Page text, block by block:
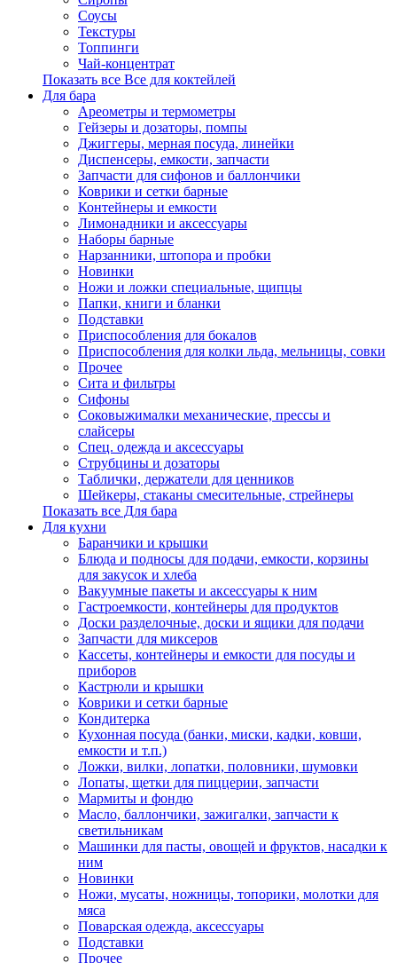
Соусы
Текстуры
Топпинги
Чай-концентрат
Показать все Все для коктейлей
Для бара
Ареометры и термометры
Гейзеры и дозаторы, помпы
Джиггеры, мерная посуда, линейки
Диспенсеры, емкости, запчасти
Запчасти для сифонов и баллончики
Коврики и сетки барные
Контейнеры и емкости
Лимонадники и аксессуары
Наборы барные
Нарзанники, штопора и пробки
Новинки
Ножи и ложки специальные, щипцы
Папки, книги и бланки
Подставки
Приспособления для бокалов
Приспособления для колки льда, мельницы, совки
Прочее
Сита и фильтры
Сифоны
Соковыжималки механические, прессы и
слайсеры
Спец. одежда и аксессуары
Струбцины и дозаторы
Таблички, держатели для ценников
Шейкеры, стаканы смесительные, стрейнеры
Показать все Для бара
Для кухни
Баранчики и крышки
Блюда и подносы для подачи, емкости, корзины
для закусок и хлеба
Вакуумные пакеты и аксессуары к ним
Гастроемкости, контейнеры для продуктов
Доски разделочные, доски и ящики для подачи
Запчасти для миксеров
Кассеты, контейнеры и емкости для посуды и
приборов
Кастрюли и крышки
Коврики и сетки барные
Кондитерка
Кухонная посуда (банки, миски, кадки, ковши,
емкости и т.п.)
Ложки, вилки, лопатки, половники, шумовки
Лопаты, щетки для пиццерии, запчасти
Мармиты и фондю
Масло, баллончики, зажигалки, запчасти к
светильникам
Машинки для пасты, овощей и фруктов, насадки к
ним
Новинки
Ножи, мусаты, ножницы, топорики, молотки для
мяса
Поварская одежда, аксессуары
Подставки
Прочее